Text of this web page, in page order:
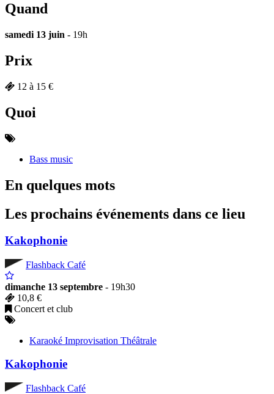
Quand
samedi 13 juin - 19h
Prix
12 à 15 €
Quoi
Bass music
En quelques mots
Les prochains événements dans ce lieu
Kakophonie
Flashback Café
dimanche 13 septembre - 19h30
10,8 €
Concert et club
Karaoké Improvisation Théâtrale
Kakophonie
Flashback Café